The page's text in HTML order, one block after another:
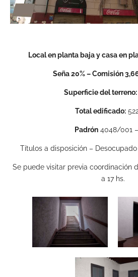
Local en planta baja y casa en
Seña 20% – Comisión
Superficie del terreno:
Total edificado:
Padrón 4048/001 –
Títulos a disposición –
Se puede visitar previa coordinación
a 17 hs.